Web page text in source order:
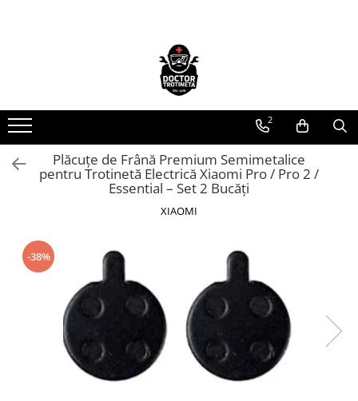
Toate produsele
Piese de schimb
https://www.doctortrotineta.ro/electrica
Acceleratie
Cabluri
BMS
Acumulatori
Kit complet
Contact cu cheie
https://www.doctortrotineta.ro/frane
2
Plăcuțe de Frână Premium Semimetalice
pentru Trotinetă Electrică Xiaomi Pro / Pro 2 /
Essential – Set 2 Bucăți
XIAOMI
-38%